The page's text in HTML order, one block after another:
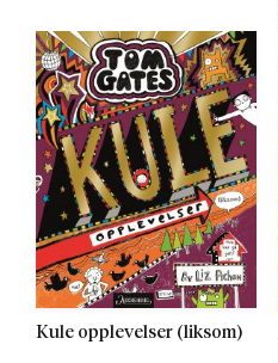
Kule opplevelser (liksom)